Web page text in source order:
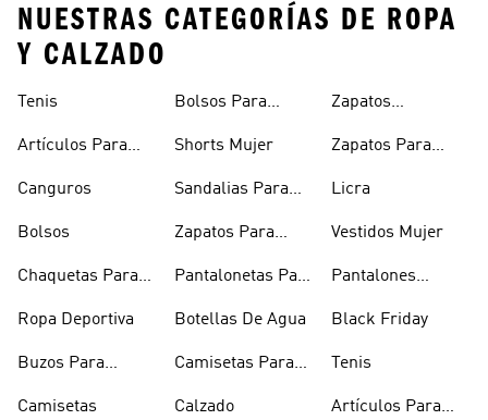
NUESTRAS CATEGORÍAS DE ROPA
Y CALZADO
Tenis
Artículos Para
Canguros
Bolsos
Chaquetas Para
Ropa Deportiva
Buzos Para
Camisetas
Bolsos Para
Shorts Mujer
Sandalias Para
Zapatos Para
Pantalonetas Para
Botellas De Agua
Camisetas Para
Calzado
Zapatos
Zapatos Para
Licra
Vestidos Mujer
Pantalones
Black Friday
Tenis
Artículos Para